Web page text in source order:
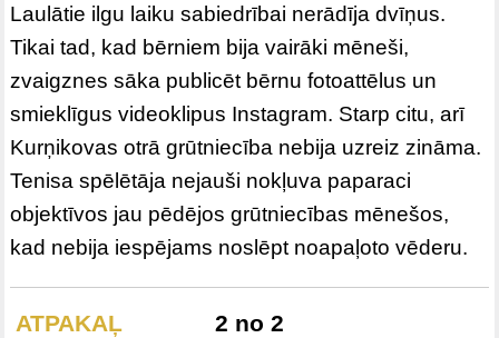
Laulātie ilgu laiku sabiedrībai nerādīja dvīņus.
Tikai tad, kad bērniem bija vairāki mēneši,
zvaigznes sāka publicēt bērnu fotoattēlus un
smieklīgus videoklipus Instagram. Starp citu, arī
Kurņikovas otrā grūtniecība nebija uzreiz zināma.
Tenisa spēlētāja nejauši nokļuva paparaci
objektīvos jau pēdējos grūtniecības mēnešos,
kad nebija iespējams noslēpt noapaļoto vēderu.
ATPAKAĻ 2 no 2